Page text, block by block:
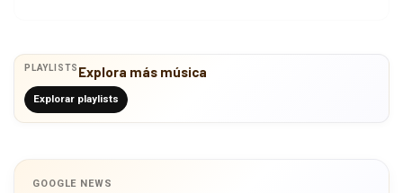
PLAYLISTS Explora más música
Explorar playlists
GOOGLE NEWS